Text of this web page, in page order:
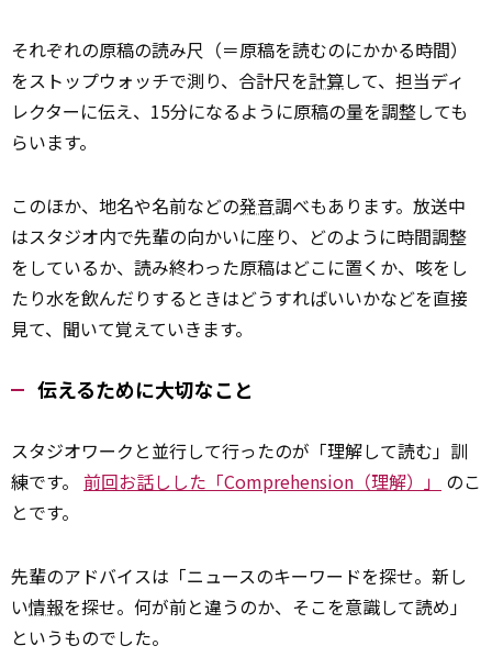
それぞれの原稿の読み尺（＝原稿を読むのにかかる時間）
をストップウォッチで測り、合計尺を計算して、担当ディ
レクターに伝え、15分になるように原稿の量を調整しても
らいます。
このほか、地名や名前などの発音調べもあります。放送中
はスタジオ内で先輩の向かいに座り、どのように時間調整
をしているか、読み終わった原稿はどこに置くか、咳をし
たり水を飲んだりするときはどうすればいいかなどを直接
見て、聞いて覚えていきます。
伝えるために大切なこと
スタジオワークと並行して行ったのが「理解して読む」訓
練です。 前回お話しした「Comprehension（理解）」
のこ
とです。
先輩のアドバイスは「ニュースのキーワードを探せ。新し
い情報を探せ。何が前と違うのか、そこを意識して読め」
というものでした。